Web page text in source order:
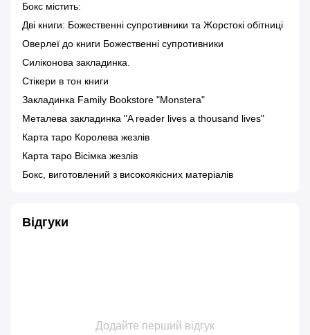
Бокс містить:
Дві книги: Божественні супротивники та Жорстокі обітниці
Оверлеї до книги Божественні супротивники
Силіконова закладинка.
Стікери в тон книги
Закладинка Family Bookstore "Monstera"
Металева закладинка "A reader lives a thousand lives"
Карта таро Королева жезлів
Карта таро Вісімка жезлів
Бокс, виготовлений з високоякісних матеріалів
Відгуки
Додайте перший відгук